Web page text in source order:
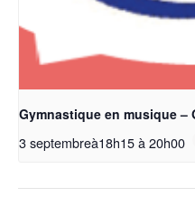
Gymnastique en musique –
3 septembreà18h15à20h00